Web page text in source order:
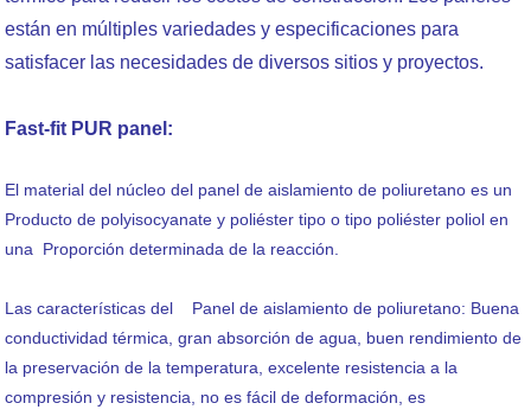
están en múltiples variedades y especificaciones para
satisfacer las necesidades de diversos sitios y proyectos.
Fast-fit PUR panel:
El material del núcleo del panel de aislamiento de poliuretano es un
Producto de polyisocyanate y poliéster tipo o tipo poliéster poliol en
una Proporción determinada de la reacción.
Las características del Panel de aislamiento de poliuretano: Buena
conductividad térmica, gran absorción de agua, buen rendimiento de
la preservación de la temperatura, excelente resistencia a la
compresión y resistencia, no es fácil de deformación, es